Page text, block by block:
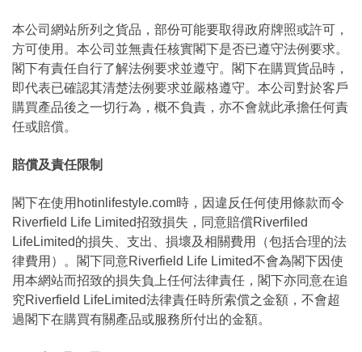
本公司網站所列之貨品，部份可能要取得政府牌照或許可，
方可使用。本公司並無責任核實閣下是否已遵守法例要求。
閣下有責任自行了解法例要求並遵守。閣下在購買貨品時，
即代表已確認其清楚法例要求並嚴格遵守。本公司對於客戶
購買產品後之一切行為，概不負責，亦不會就此承擔任何責
任或賠償。
賠償及責任限制
閣下在使用hotinlifestyle.com時，因違反任何使用條款而令
Riverfield Life Limited招致損失，同意賠償Riverfiled
LifeLimited的損失、支出、損壞及相關費用（包括合理的法
律費用）。閣下同意Riverfield Life Limited不會為閣下因使
用本網站而招致的損失負上任何法律責任，閣下亦同意在追
究Riverfield LifeLimited法律責任時所索償之金額，不會超
過閣下在購買有關產品或服務所付出的金額。